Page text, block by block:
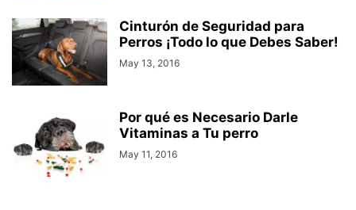
Cinturón de Seguridad para
Perros ¡Todo lo que Debes Saber!
May 13, 2016
Por qué es Necesario Darle
Vitaminas a Tu perro
May 11, 2016